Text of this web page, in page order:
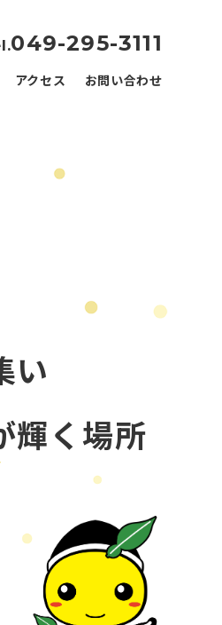
049-295-3111
アクセス お問い合わせ
い
輝く場所